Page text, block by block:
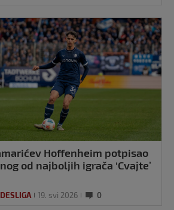
Hoffenheim potpisao
od najboljih igrača ‘Cvajte’
19. svi 2026 0